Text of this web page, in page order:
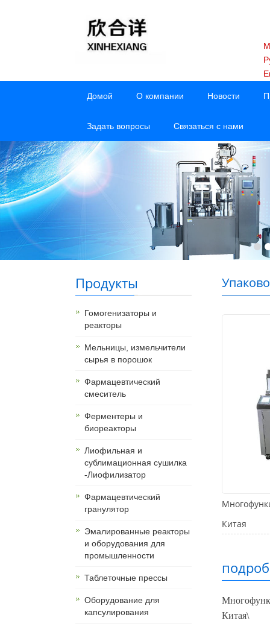
Домой О компании Новости
Задать вопросы Связаться с нами
Продукты
Гомогенизаторы и
реакторы
Мельницы, измельчители
сырья в порошок
Фармацевтический
смеситель
Ферментеры и
биореакторы
Лиофильная и
сублимационная сушилка
-Лиофилизатор
Фармацевтический
гранулятор
Эмалированные реакторы
и оборудования для
промышленности
Таблеточные прессы
Оборудование для
капсулирования
Китая
Китая\